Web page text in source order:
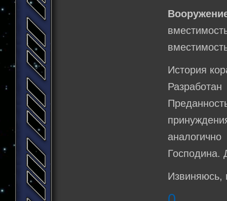
История
Господина.
Извиняюсь,